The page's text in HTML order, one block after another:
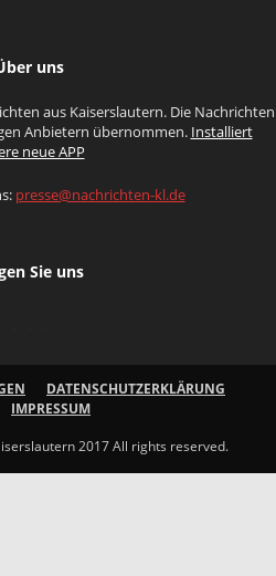
uns
aus Kaiserslautern. Die Nachrichten
Anbietern übernommen. Installiert
neue APP
presse@nachrichten-kl.de
Sie uns
DATENSCHUTZERKLÄRUNG
IMPRESSUM
2017 All rights reserved.